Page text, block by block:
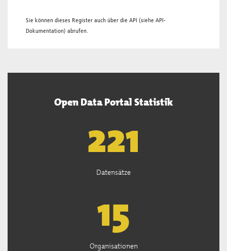
Sie können dieses Register auch über die API (siehe API-
Dokumentation) abrufen.
Open Data Portal Statistik
222
Datensätze
15
Organisationen